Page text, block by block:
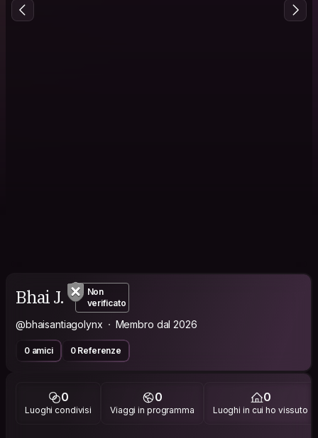
Bhai J.
Non
verificato
@bhaisantiagolynx Membro dal 2026
0 amici 0 Referenze
0
Luoghi condivisi
0
Viaggi in programma
0
Luoghi in cui ho vissuto